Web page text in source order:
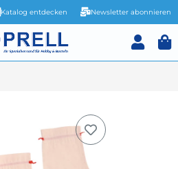
Katalog entdecken Newsletter abonnieren